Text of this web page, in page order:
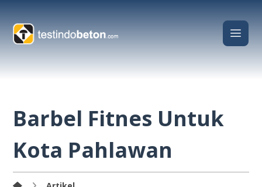
Barbel Fitnes Untuk
Kota Pahlawan